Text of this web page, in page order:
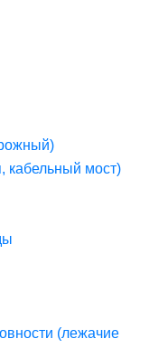
кабельный мост)
(лежачие